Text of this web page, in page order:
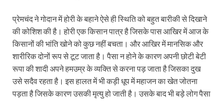
प्रेमचंद ने गोदान में होरी के बहाने ऐसे ही स्थिति को बहुत बारीकी से दिखाने
की कोशिश की है। होरी एक किसान पात्र है जिसके पास आखिर में आज के
किसानों की भांति खोने को कुछ नहीं बचता। और आखिर में मानसिक और
शारीरिक दोनों रूप से टूट जाता है। पैसा न होने के कारण अपनी छोटी बेटी
रूपा की शादी अपने हमउम्र के व्यक्ति से करना पड़ जाता है जिसका दुख
उसे सदैव रहता है। इस हालत में भी कड़ी धूप में महाजन का खेत जोतना
पड़ता है जिसके कारण उसकी मृत्यु हो जाती है। उसके बाद भी बड़े लोग पैसा